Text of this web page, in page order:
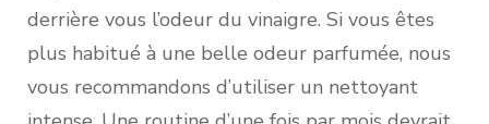
derrière vous l’odeur du vinaigre. Si vous êtes
plus habitué à une belle odeur parfumée, nous
vous recommandons d’utiliser un nettoyant